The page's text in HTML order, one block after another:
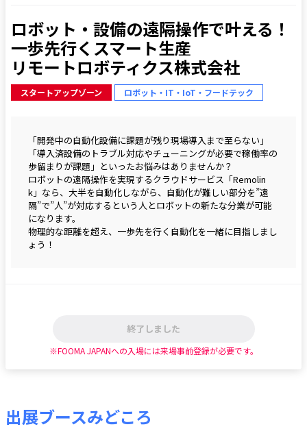
ロボット・設備の遠隔操作で叶える！
一歩先行くスマート生産
リモートロボティクス株式会社
スタートアップゾーン ロボット・IT・IoT・フードテック
「開発中の自動化設備に課題が残り現場導入まで至らない」
「導入済設備のトラブル対応やチューニングが必要で稼働率の
歩留まりが課題」といったお悩みはありませんか？
ロボットの遠隔操作を実現するクラウドサービス「Remolin
k」なら、大半を自動化しながら、自動化が難しい部分を”遠
隔”で”人”が対応するという人とロボットの新たな分業が可能
になります。
物理的な距離を超え、一歩先を行く自動化を一緒に目指しまし
ょう！
終了しました
※FOOMA JAPANへの入場には来場事前登録が必要です。
出展ブースみどころ